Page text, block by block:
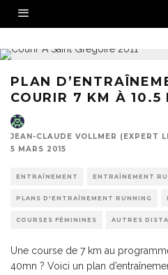
PLAN
COURIR 7 KM À 10.5
JEAN-CLAUDE VOLLMER (EXPERT
5 MARS 2015
ENTRAÎNEMENT ENTRAÎNEMENT
PLANS D'ENTRAÎNEMENT RUNNING
COURSES FÉMININES AUTRES
Une course de 7 km au
40mn ? Voici un plan